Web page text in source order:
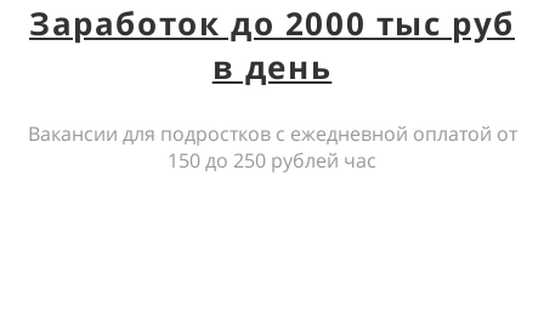
Заработок до 2000 тыс руб
в день
Вакансии для подростков с ежедневной оплатой от
150 до 250 рублей час